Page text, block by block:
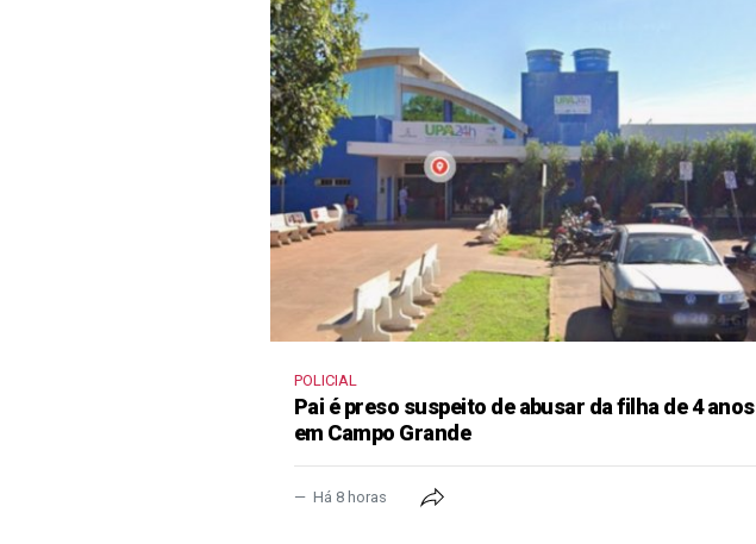
POLICIAL
Pai é preso suspeito de abusar da filha de 4 anos
em Campo Grande
Há 8 horas